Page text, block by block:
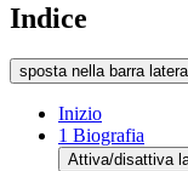
Indice
sposta nella barra
Inizio
1 Biografia
Attiva/disattiva